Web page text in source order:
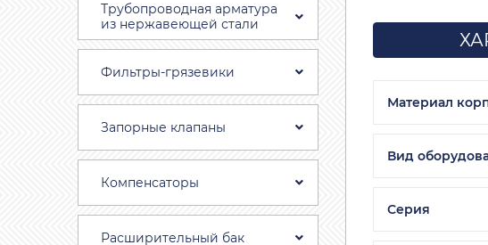
Материал
Вид
Серия
Трубопроводная aрматура
из нержавеющей стали
Фильтры-грязевики
Запорные клапаны
Компенсаторы
Расширительный бак